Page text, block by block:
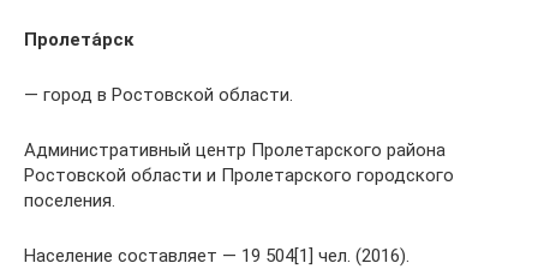
Пролета́рск
— город в Ростовской области.
Административный центр Пролетарского района
Ростовской области и Пролетарского городского
поселения.
Население составляет — 19 504[1] чел. (2016).